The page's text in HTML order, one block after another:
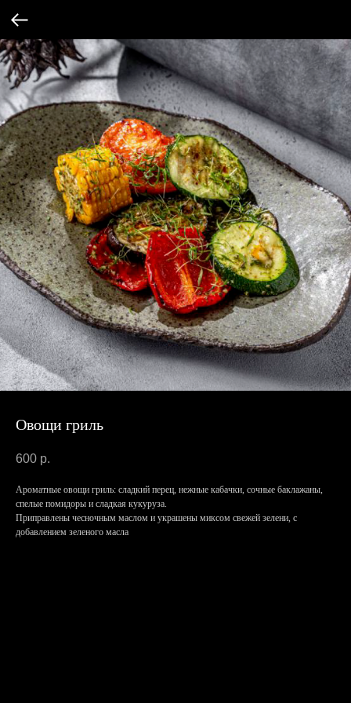
Овощи гриль
600 р.
Ароматные овощи гриль: сладкий перец, нежные кабачки, сочные баклажаны,
спелые помидоры и сладкая кукуруза.
Приправлены чесночным маслом и украшены миксом свежей зелени, с
добавлением зеленого масла